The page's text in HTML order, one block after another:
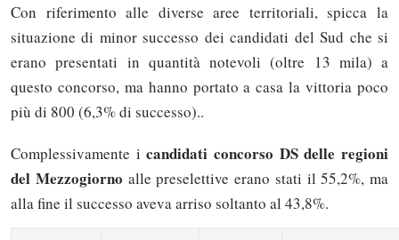
Con riferimento alle diverse aree territoriali, spicca la
situazione di minor successo dei candidati del Sud che si
erano presentati in quantità notevoli (oltre 13 mila) a
questo concorso, ma hanno portato a casa la vittoria poco
più di 800 (6,3% di successo)..
Complessivamente icandidati concorso DS delle regioni
del Mezzogiorno alle preselettive erano stati il 55,2%, ma
alla fine il successo aveva arriso soltanto al 43,8%.